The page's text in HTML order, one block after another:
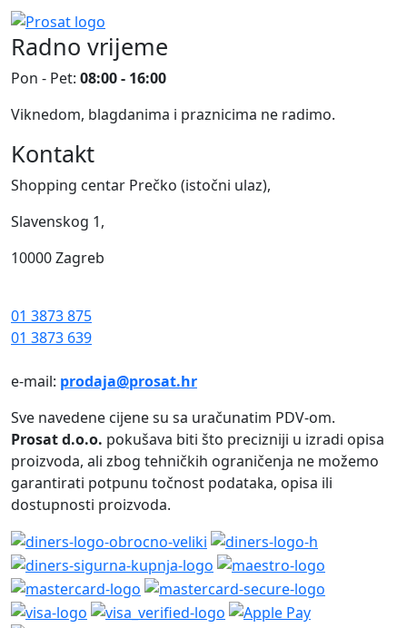
Radno vrijeme
Pon - Pet: 08:00 - 16:00
Viknedom, blagdanima i praznicima ne radimo.
Kontakt
Shopping centar Prečko (istočni ulaz),
Slavenskog 1,
10000 Zagreb
01 3873 875
01 3873 639
e-mail: prodaja@prosat.hr
Sve navedene cijene su sa uračunatim PDV-om.
Prosat d.o.o. pokušava biti što precizniji u izradi opisa
proizvoda, ali zbog tehničkih ograničenja ne možemo
garantirati potpunu točnost podataka, opisa ili
dostupnosti proizvoda.